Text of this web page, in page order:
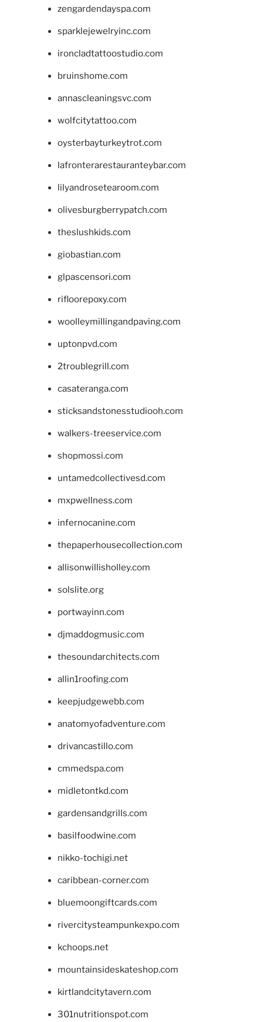
zengardendayspa.com
sparklejewelryinc.com
ironcladtattoostudio.com
bruinshome.com
annascleaningsvc.com
wolfcitytattoo.com
oysterbayturkeytrot.com
lafronterarestauranteybar.com
lilyandrosetearoom.com
olivesburgberrypatch.com
theslushkids.com
giobastian.com
glpascensori.com
rifloorepoxy.com
woolleymillingandpaving.com
uptonpvd.com
2troublegrill.com
casateranga.com
sticksandstonesstudiooh.com
walkers-treeservice.com
shopmossi.com
untamedcollectivesd.com
mxpwellness.com
infernocanine.com
thepaperhousecollection.com
allisonwillisholley.com
solslite.org
portwayinn.com
djmaddogmusic.com
thesoundarchitects.com
allin1roofing.com
keepjudgewebb.com
anatomyofadventure.com
drivancastillo.com
cmmedspa.com
midletontkd.com
gardensandgrills.com
basilfoodwine.com
nikko-tochigi.net
caribbean-corner.com
bluemoongiftcards.com
rivercitysteampunkexpo.com
kchoops.net
mountainsideskateshop.com
kirtlandcitytavern.com
301nutritionspot.com